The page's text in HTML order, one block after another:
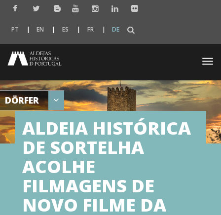
PT EN ES FR DE
DÖRFER
ALDEIA HISTÓRICA
DE SORTELHA
ACOLHE
FILMAGENS DE
NOVO FILME DA